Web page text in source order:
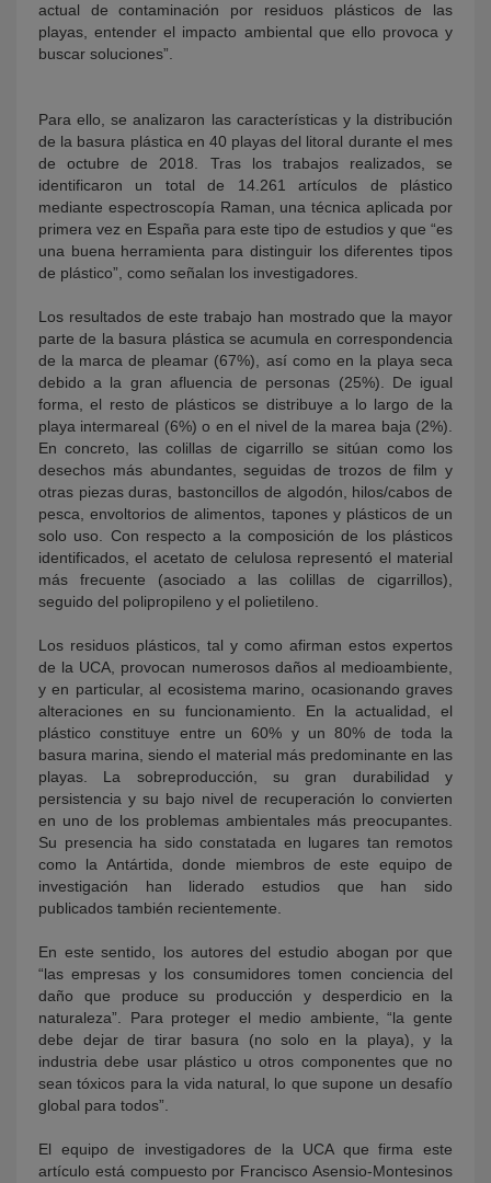
actual de contaminación por residuos plásticos de las
playas, entender el impacto ambiental que ello provoca y
buscar soluciones”.
Para ello, se analizaron las características y la distribución
de la basura plástica en 40 playas del litoral durante el mes
de octubre de 2018. Tras los trabajos realizados, se
identificaron un total de 14.261 artículos de plástico
mediante espectroscopía Raman, una técnica aplicada por
primera vez en España para este tipo de estudios y que “es
una buena herramienta para distinguir los diferentes tipos
de plástico”, como señalan los investigadores.
Los resultados de este trabajo han mostrado que la mayor
parte de la basura plástica se acumula en correspondencia
de la marca de pleamar (67%), así como en la playa seca
debido a la gran afluencia de personas (25%). De igual
forma, el resto de plásticos se distribuye a lo largo de la
playa intermareal (6%) o en el nivel de la marea baja (2%).
En concreto, las colillas de cigarrillo se sitúan como los
desechos más abundantes, seguidas de trozos de film y
otras piezas duras, bastoncillos de algodón, hilos/cabos de
pesca, envoltorios de alimentos, tapones y plásticos de un
solo uso. Con respecto a la composición de los plásticos
identificados, el acetato de celulosa representó el material
más frecuente (asociado a las colillas de cigarrillos),
seguido del polipropileno y el polietileno.
Los residuos plásticos, tal y como afirman estos expertos
de la UCA, provocan numerosos daños al medioambiente,
y en particular, al ecosistema marino, ocasionando graves
alteraciones en su funcionamiento. En la actualidad, el
plástico constituye entre un 60% y un 80% de toda la
basura marina, siendo el material más predominante en las
playas. La sobreproducción, su gran durabilidad y
persistencia y su bajo nivel de recuperación lo convierten
en uno de los problemas ambientales más preocupantes.
Su presencia ha sido constatada en lugares tan remotos
como la Antártida, donde miembros de este equipo de
investigación han liderado estudios que han sido
publicados también recientemente.
En este sentido, los autores del estudio abogan por que
“las empresas y los consumidores tomen conciencia del
daño que produce su producción y desperdicio en la
naturaleza”. Para proteger el medio ambiente, “la gente
debe dejar de tirar basura (no solo en la playa), y la
industria debe usar plástico u otros componentes que no
sean tóxicos para la vida natural, lo que supone un desafío
global para todos”.
El equipo de investigadores de la UCA que firma este
artículo está compuesto por Francisco Asensio-Montesinos